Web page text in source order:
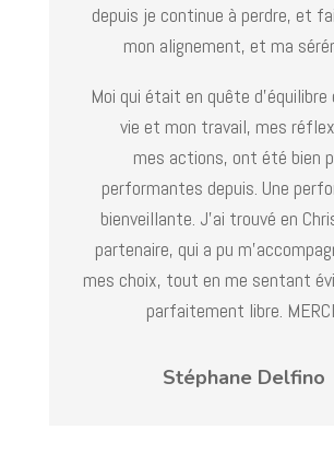
depuis je continue à perdre, et
mon alignement, et ma
Moi qui était en quête
vie et mon travail, mes
mes actions, ont été bien
performantes depuis. Une
bienveillante. J’ai trouvé en
partenaire, qui a pu
mes choix, tout en me sentant
parfaitement libre.
Stéphane Delfino